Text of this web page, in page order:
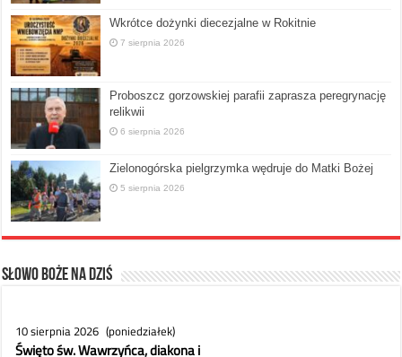
Wkrótce dożynki diecezjalne w Rokitnie
7 sierpnia 2026
Proboszcz gorzowskiej parafii zaprasza peregrynację
relikwii
6 sierpnia 2026
Zielonogórska pielgrzymka wędruje do Matki Bożej
5 sierpnia 2026
Słowo Boże na dziś